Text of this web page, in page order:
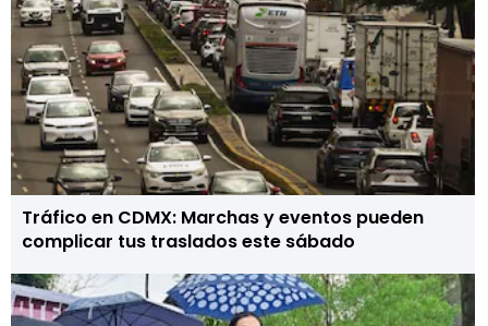
Tráfico en CDMX: Marchas y eventos pueden
complicar tus traslados este sábado